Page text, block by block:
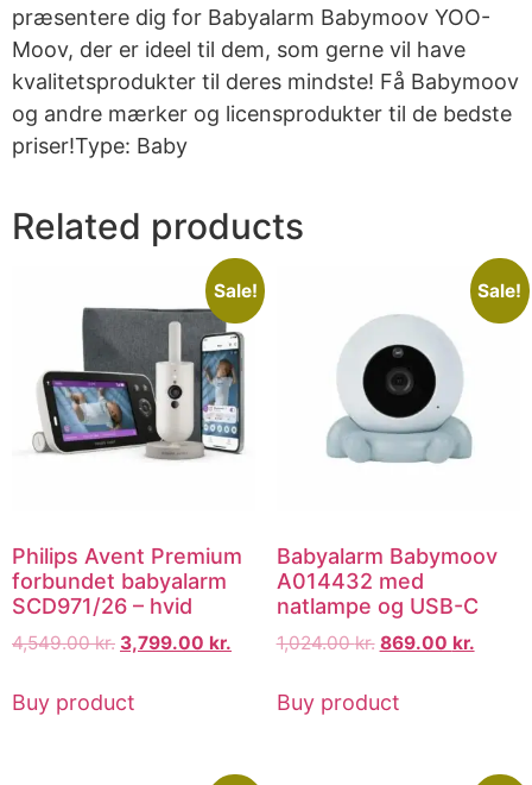
præsentere dig for Babyalarm Babymoov YOO-
Moov, der er ideel til dem, som gerne vil have
kvalitetsprodukter til deres mindste! Få Babymoov
og andre mærker og licensprodukter til de bedste
priser!Type: Baby
Related products
Sale!
Philips Avent Premium
forbundet babyalarm
SCD971/26 – hvid
4,549.00kr. 3,799.00 kr.
Buy product
Sale!
Babyalarm Babymoov
A014432 med
natlampe og USB-C
1,024.00kr. 869.00 kr.
Buy product